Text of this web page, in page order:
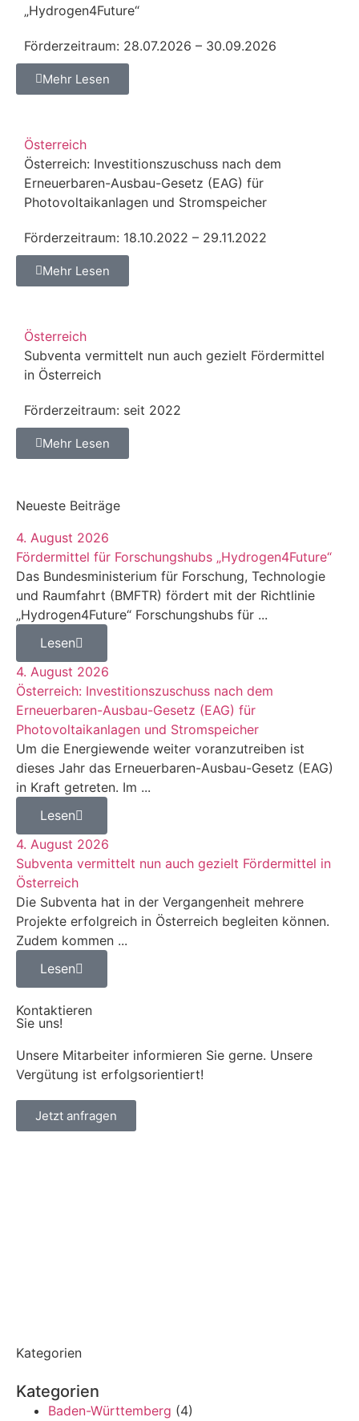
„Hydrogen4Future“
Förderzeitraum: 28.07.2026 – 30.09.2026
Mehr Lesen
Österreich
Österreich: Investitionszuschuss nach dem
Erneuerbaren-Ausbau-Gesetz (EAG) für
Photovoltaikanlagen und Stromspeicher
Förderzeitraum: 18.10.2022 – 29.11.2022
Mehr Lesen
Österreich
Subventa vermittelt nun auch gezielt Fördermittel
in Österreich
Förderzeitraum: seit 2022
Mehr Lesen
Neueste Beiträge
4. August 2026
Fördermittel für Forschungshubs „Hydrogen4Future“
Das Bundesministerium für Forschung, Technologie
und Raumfahrt (BMFTR) fördert mit der Richtlinie
„Hydrogen4Future“ Forschungshubs für ...
Lesen
4. August 2026
Österreich: Investitionszuschuss nach dem
Erneuerbaren-Ausbau-Gesetz (EAG) für
Photovoltaikanlagen und Stromspeicher
Um die Energiewende weiter voranzutreiben ist
dieses Jahr das Erneuerbaren-Ausbau-Gesetz (EAG)
in Kraft getreten. Im ...
Lesen
4. August 2026
Subventa vermittelt nun auch gezielt Fördermittel in
Österreich
Die Subventa hat in der Vergangenheit mehrere
Projekte erfolgreich in Österreich begleiten können.
Zudem kommen ...
Lesen
Kontaktieren
Sie uns!
Unsere Mitarbeiter informieren Sie gerne. Unsere
Vergütung ist erfolgsorientiert!
Jetzt anfragen
Kategorien
Kategorien
Baden-Württemberg (4)